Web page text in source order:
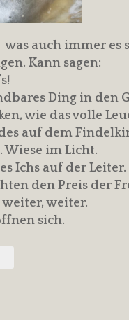
auch immer es
Kann sagen:
Ding in den
wie das volle
auf dem
Wiese im Licht.
Ichs auf der Leiter.
den Preis der
weiter.
sich.